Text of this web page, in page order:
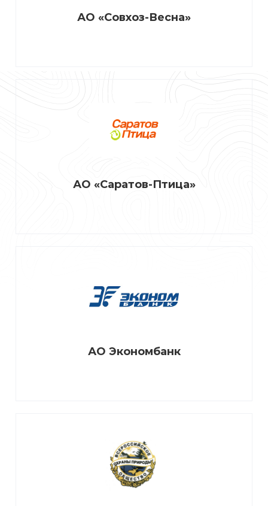
АО «Совхоз-Весна»
АО «Саратов-Птица»
АО Экономбанк